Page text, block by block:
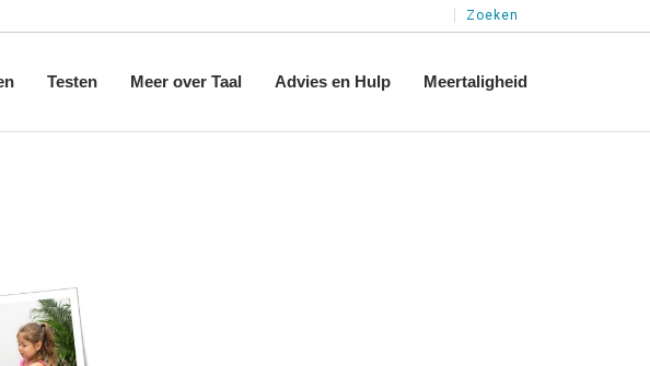
Zoeken
Testen Meer over Taal Advies en Hulp Meertaligheid